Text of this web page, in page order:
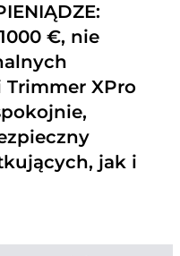
€, nie
XPro
jak i